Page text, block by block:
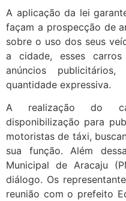
A aplicação da lei
façam a prospecção de
sobre o uso dos seus
a cidade, esses
anúncios
quantidade expressiva.
A realização do
disponibilização para
motoristas de táxi,
sua função. Além
Municipal de Aracaju
diálogo. Os
reunião com o prefeito